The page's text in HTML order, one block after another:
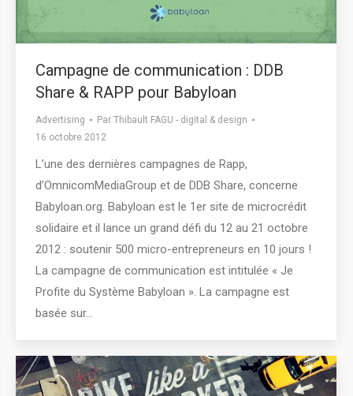
Campagne de communication : DDB
Share & RAPP pour Babyloan
Advertising Par Thibault FAGU - digital & design
16 octobre 2012
L’une des dernières campagnes de Rapp,
d’OmnicomMediaGroup et de DDB Share, concerne
Babyloan.org. Babyloan est le 1er site de microcrédit
solidaire et il lance un grand défi du 12 au 21 octobre
2012 : soutenir 500 micro-entrepreneurs en 10 jours !
La campagne de communication est intitulée « Je
Profite du Système Babyloan ». La campagne est
basée sur…